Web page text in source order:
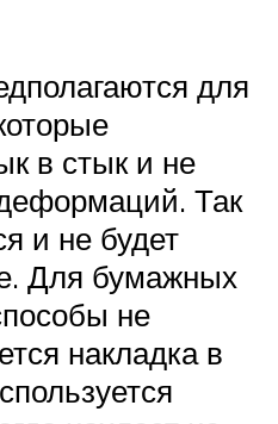
для
в стык и не
Так
и не будет
Для бумажных
не
накладка в